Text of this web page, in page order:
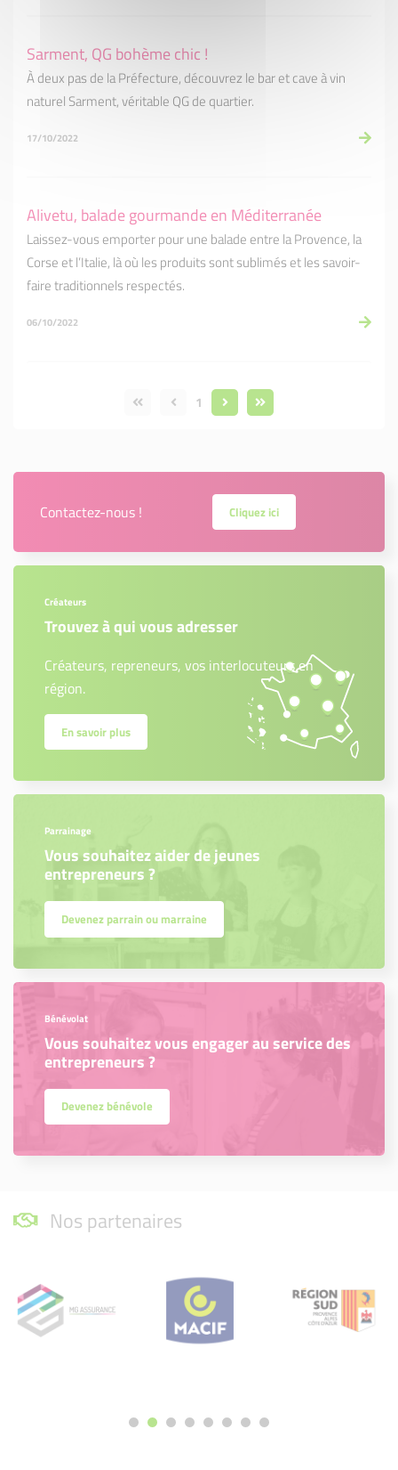
Sarment, QG bohème chic !
À deux pas de la Préfecture, découvrez le bar et cave à vin
naturel Sarment, véritable QG de quartier.
17/10/2022
Alivetu, balade gourmande en Méditerranée
Laissez-vous emporter pour une balade entre la Provence, la
Corse et l’Italie, là où les produits sont sublimés et les savoir-
faire traditionnels respectés.
06/10/2022
1
Contactez-nous ! Cliquez ici
Créateurs
Trouvez à qui vous adresser
Créateurs, repreneurs, vos interlocuteurs en
région.
En savoir plus
Parrainage
Vous souhaitez aider de jeunes
entrepreneurs ?
Devenez parrain ou marraine
Bénévolat
Vous souhaitez vous engager au service des
entrepreneurs ?
Devenez bénévole
Nos partenaires